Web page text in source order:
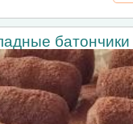
батончики